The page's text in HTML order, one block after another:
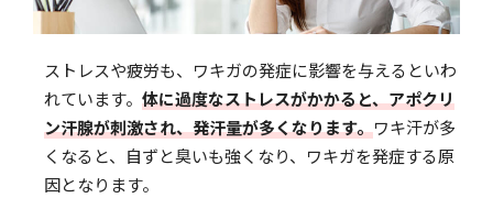
ストレスや疲労も、ワキガの発症に影響を与えるといわ
れています。 体に過度なストレスがかかると、アポクリ
ン汗腺が刺激され、発汗量が多くなります。ワキ汗が多
くなると、自ずと臭いも強くなり、ワキガを発症する原
因となります。